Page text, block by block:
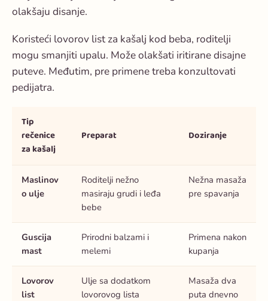
olakšaju disanje.
Koristeći lovorov list za kašalj kod beba, roditelji
mogu smanjiti upalu. Može olakšati iritirane disajne
puteve. Međutim, pre primene treba konzultovati
pedijatra.
Tip
rečenice
za kašalj
Preparat Doziranje
Maslinov
o ulje
Roditelji nežno
masiraju grudi i leđa
bebe
Nežna masaža
pre spavanja
Guscija
mast
Prirodni balzami i
melemi
Primena nakon
kupanja
Lovorov
list
Ulje sa dodatkom
lovorovog lista
Masaža dva
puta dnevno